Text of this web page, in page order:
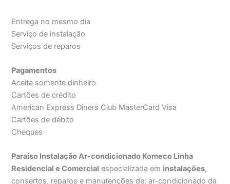
Entrega no mesmo dia
Serviço de instalação
Serviços de reparos
Pagamentos
Aceita somente dinheiro
Cartões de crédito
American Express Diners Club MasterCard Visa
Cartões de débito
Cheques
Paraíso Instalação Ar-condicionado Komeco Linha
Residencial e Comercial especializada em instalações,
consertos, reparos e manutenções de: ar-condicionado da